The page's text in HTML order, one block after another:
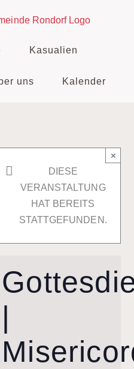
Kasualien
uns Kalender
DIESE
VERANSTALTUNG
HAT BEREITS
STATTGEFUNDEN.
×
|